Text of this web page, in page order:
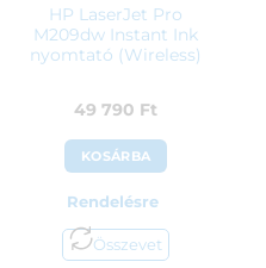
HP LaserJet Pro
M209dw Instant Ink
nyomtató (Wireless)
49 790 Ft
KOSÁRBA
Rendelésre
Összevet